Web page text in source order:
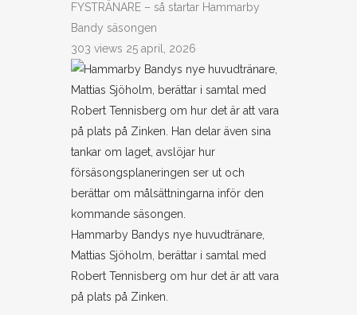
FYSTRÄNARE – så startar Hammarby
Bandy säsongen
303 views 25 april, 2026
Hammarby Bandys nye huvudtränare,
Mattias Sjöholm, berättar i samtal med
Robert Tennisberg om hur det är att vara
på plats på Zinken.